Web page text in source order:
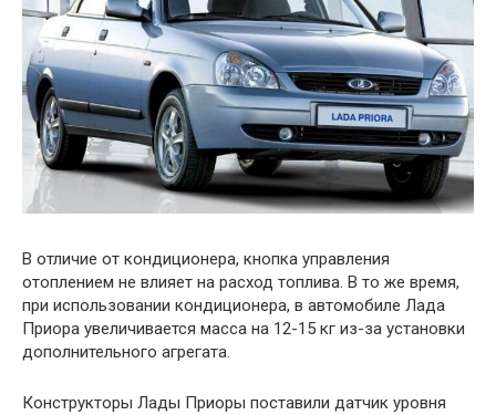
В отличие от кондиционера, кнопка управления
отоплением не влияет на расход топлива. В то же время,
при использовании кондиционера, в автомобиле Лада
Приора увеличивается масса на 12-15 кг из-за установки
дополнительного агрегата.
Конструкторы Лады Приоры поставили датчик уровня